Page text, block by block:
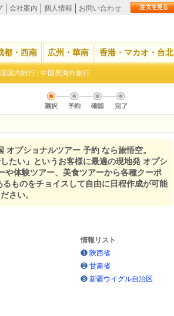
会社案内 個人情報 お問い合わせ
都・西南 広州・華南 香港・マカオ・台北
国内旅行 中国発海外旅行
プショナルツアー 予約 なら旅悟空。
たい」というお客様に最適の現地発 オプシ
や体験ツアー、美食ツアーから各種クーポ
ものをチョイスして自由に日程作成が可能
さい。
情報リスト
❶ 陝西省
❷ 甘粛省
❸ 新疆ウイグル自治区